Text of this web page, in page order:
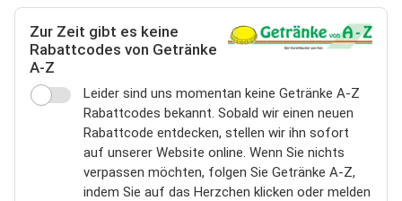
Zur Zeit gibt es keine
Rabattcodes von Getränke
A-Z
Leider sind uns momentan keine Getränke A-Z
Rabattcodes bekannt. Sobald wir einen neuen
Rabattcode entdecken, stellen wir ihn sofort
auf unserer Website online. Wenn Sie nichts
verpassen möchten, folgen Sie Getränke A-Z,
indem Sie auf das Herzchen klicken oder melden